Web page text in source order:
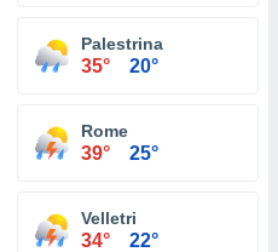
Palestrina
35° 20°
Rome
39° 25°
Velletri
34° 22°